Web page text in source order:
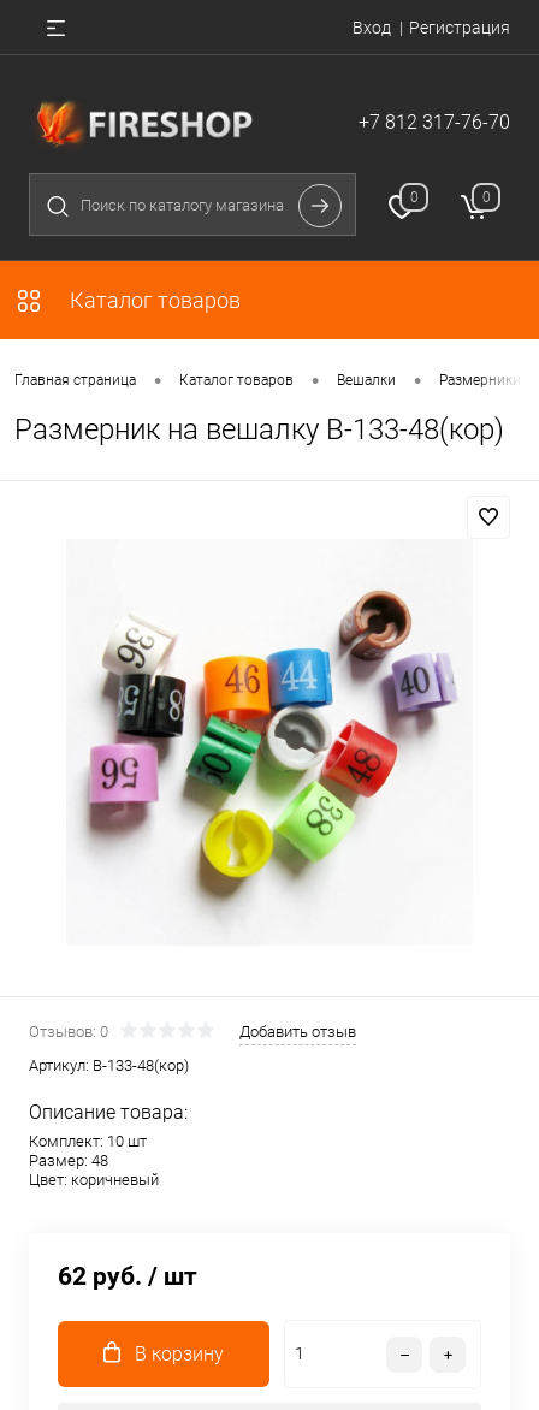
Вход Регистрация
+7 812 317-76-70
0 0
Каталог товаров
Главная страница • Каталог товаров • Вешалки • Размерники
Размерник на вешалку В-133-48(кор)
Отзывов: 0
Добавить отзыв
Артикул: В-133-48(кор)
Описание товара:
Комплект: 10 шт
Размер: 48
Цвет: коричневый
62 руб. / шт
В корзину